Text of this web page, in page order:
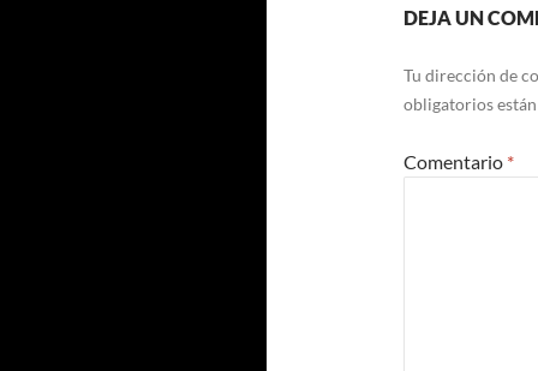
DEJA UN
Tu dirección de
obligatorios
Comentario *